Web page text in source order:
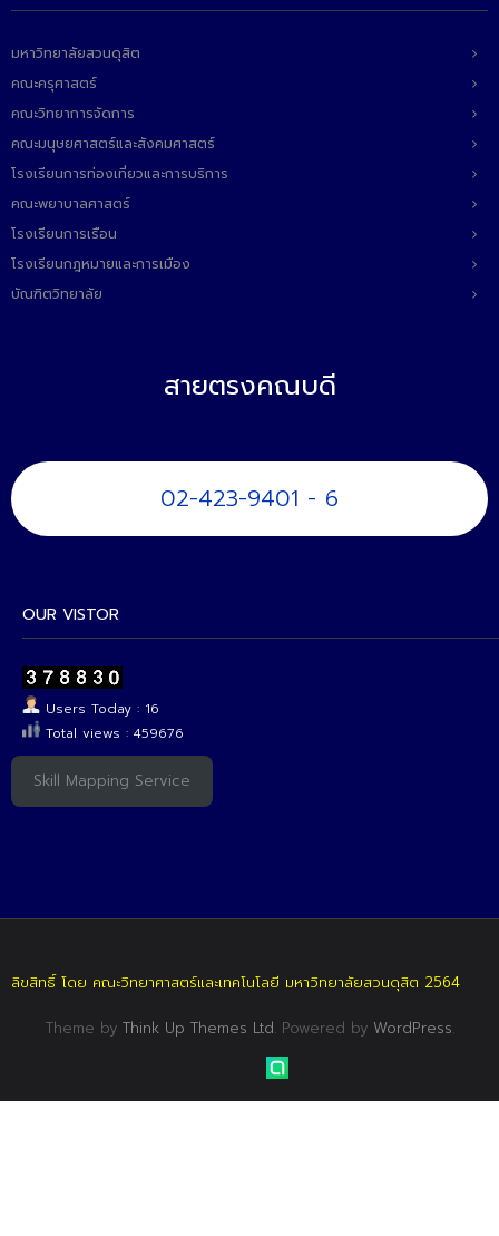
มหาวิทยาลัยสวนดุสิต
คณะครุศาสตร์
คณะวิทยาการจัดการ
คณะมนุษยศาสตร์และสังคมศาสตร์
โรงเรียนการท่องเที่ยวและการบริการ
คณะพยาบาลศาสตร์
โรงเรียนการเรือน
โรงเรียนกฎหมายและการเมือง
บัณฑิตวิทยาลัย
สายตรงคณบดี
02-423-9401 - 6
OUR VISTOR
Users Today : 16
Total views : 459676
Skill Mapping Service
ลิขสิทธิ์ โดย คณะวิทยาศาสตร์และเทคโนโลยี มหาวิทยาลัยสวนดุสิต 2564
Theme by Think Up Themes Ltd. Powered by WordPress.